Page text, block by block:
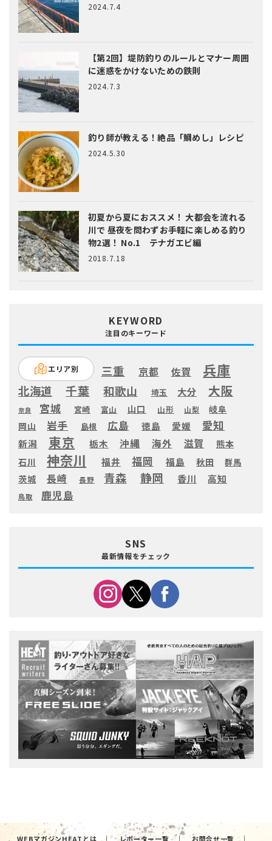
2024.7.4
【第2回】堤防釣りのルールとマナー周囲
に迷惑をかけないための鉄則
2024.7.3
釣り師が教える！絶品「鯛めし」レシピ
2024.5.30
初夏から夏におススメ！ 大都会を流れる
川で 昼夜を問わずお手軽に楽しめる釣り
物2選！ No.1 テナガエビ編
2018.7.18
KEYWORD
注目のキーワード
エリア別 三重 京都 佐賀 兵庫
北海道 千葉 和歌山 埼玉 大分 大阪
奈良 宮城 宮崎 富山 山口 山形 山梨
岐阜
岡山
岩手 島根 広島 徳島 愛媛 愛知
新潟 東京 栃木 沖縄 海外 滋賀
熊本
石川
神奈川 福井 福岡 福島 秋田 群馬
茨城 長崎 長野 青森 静岡 香川 高知
鳥取 鹿児島
SNS
最新情報をチェック
WEBマガジンHEATとは レポーター一覧 お問合せ一覧